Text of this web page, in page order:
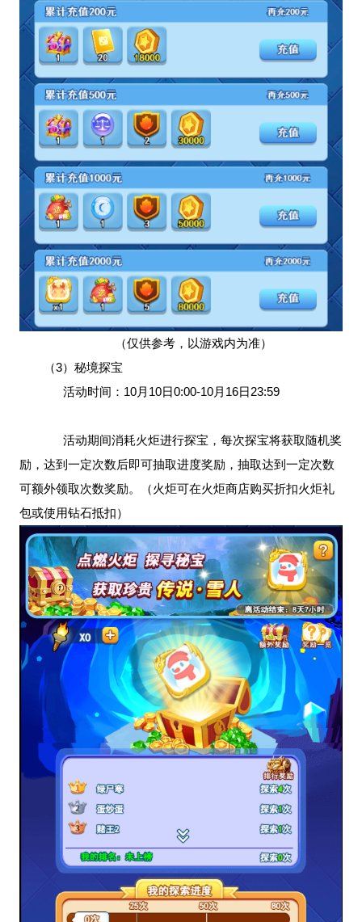
（仅供参考，以游戏内为准）
（3）秘境探宝
活动时间：10月10日0:00-10月16日23:59
活动期间消耗火炬进行探宝，每次探宝将获取随机奖
励，达到一定次数后即可抽取进度奖励，抽取达到一定次数
可额外领取次数奖励。（火炬可在火炬商店购买折扣火炬礼
包或使用钻石抵扣）